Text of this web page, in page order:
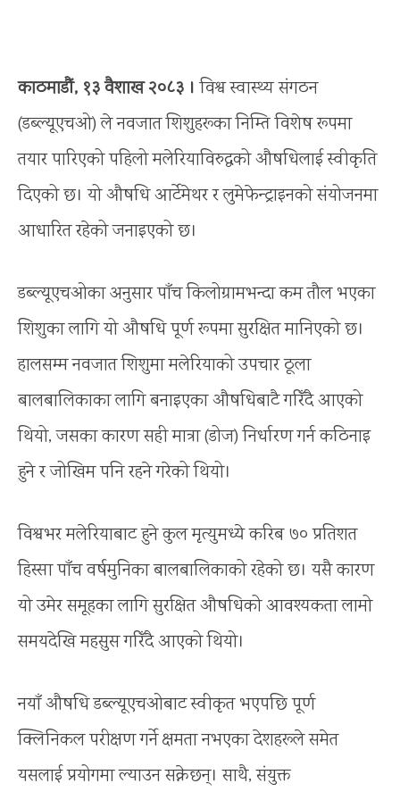
काठमाडौं, १३ वैशाख २०८३ । विश्व स्वास्थ्य संगठन
(डब्ल्यूएचओ) ले नवजात शिशुहरूका निम्ति विशेष रूपमा
तयार पारिएको पहिलो मलेरियाविरुद्धको औषधिलाई स्वीकृति
दिएको छ। यो औषधि आर्टेमेथर र लुमेफेन्ट्राइनको संयोजनमा
आधारित रहेको जनाइएको छ।
डब्ल्यूएचओका अनुसार पाँच किलोग्रामभन्दा कम तौल भएका
शिशुका लागि यो औषधि पूर्ण रूपमा सुरक्षित मानिएको छ।
हालसम्म नवजात शिशुमा मलेरियाको उपचार ठूला
बालबालिकाका लागि बनाइएका औषधिबाटै गरिँदै आएको
थियो, जसका कारण सही मात्रा (डोज) निर्धारण गर्न कठिनाइ
हुने र जोखिम पनि रहने गरेको थियो।
विश्वभर मलेरियाबाट हुने कुल मृत्युमध्ये करिब ७० प्रतिशत
हिस्सा पाँच वर्षमुनिका बालबालिकाको रहेको छ। यसै कारण
यो उमेर समूहका लागि सुरक्षित औषधिको आवश्यकता लामो
समयदेखि महसुस गरिँदै आएको थियो।
नयाँ औषधि डब्ल्यूएचओबाट स्वीकृत भएपछि पूर्ण
क्लिनिकल परीक्षण गर्ने क्षमता नभएका देशहरूले समेत
यसलाई प्रयोगमा ल्याउन सक्नेछन्। साथै, संयुक्त